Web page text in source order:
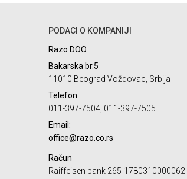
PODACI O KOMPANIJI
Razo DOO
Bakarska br.5
11010 Beograd Voždovac, Srbija
Telefon:
011-397-7504, 011-397-7505
Email:
office@razo.co.rs
Račun
Raiffeisen bank 265-